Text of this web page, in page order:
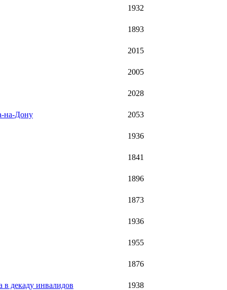
1932
1893
2015
2005
2028
на-Дону 2053
1936
1841
1896
1873
1936
1955
1876
декаду инвалидов 1938